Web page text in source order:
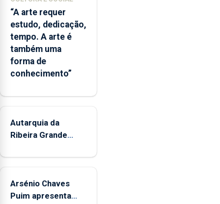
entre
o
Governo
Regional
e
municípios.
“A arte requer
estudo, dedicação,
tempo. A arte é
também uma
forma de
conhecimento”
Autarquia da
Ribeira Grande
"Museus no Verão"
Arsénio Chaves
Puim apresenta